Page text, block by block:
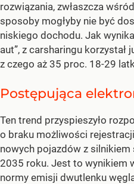
rozwiązania, zwłaszcza
sposoby mogłyby nie być
niskiego dochodu. Jak
aut”, z carsharingu korzystał
z czego aż 35 proc. 18-29
Postępująca
Ten trend przyspieszyło
o braku możliwości
nowych pojazdów z
2035 roku. Jest to wynikiem
normy emisji dwutlenku